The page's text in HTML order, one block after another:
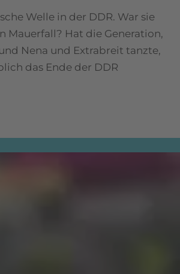
Welle in der DDR. War sie
Mauerfall? Hat die Generation,
Nena und Extrabreit tanzte,
das Ende der DDR